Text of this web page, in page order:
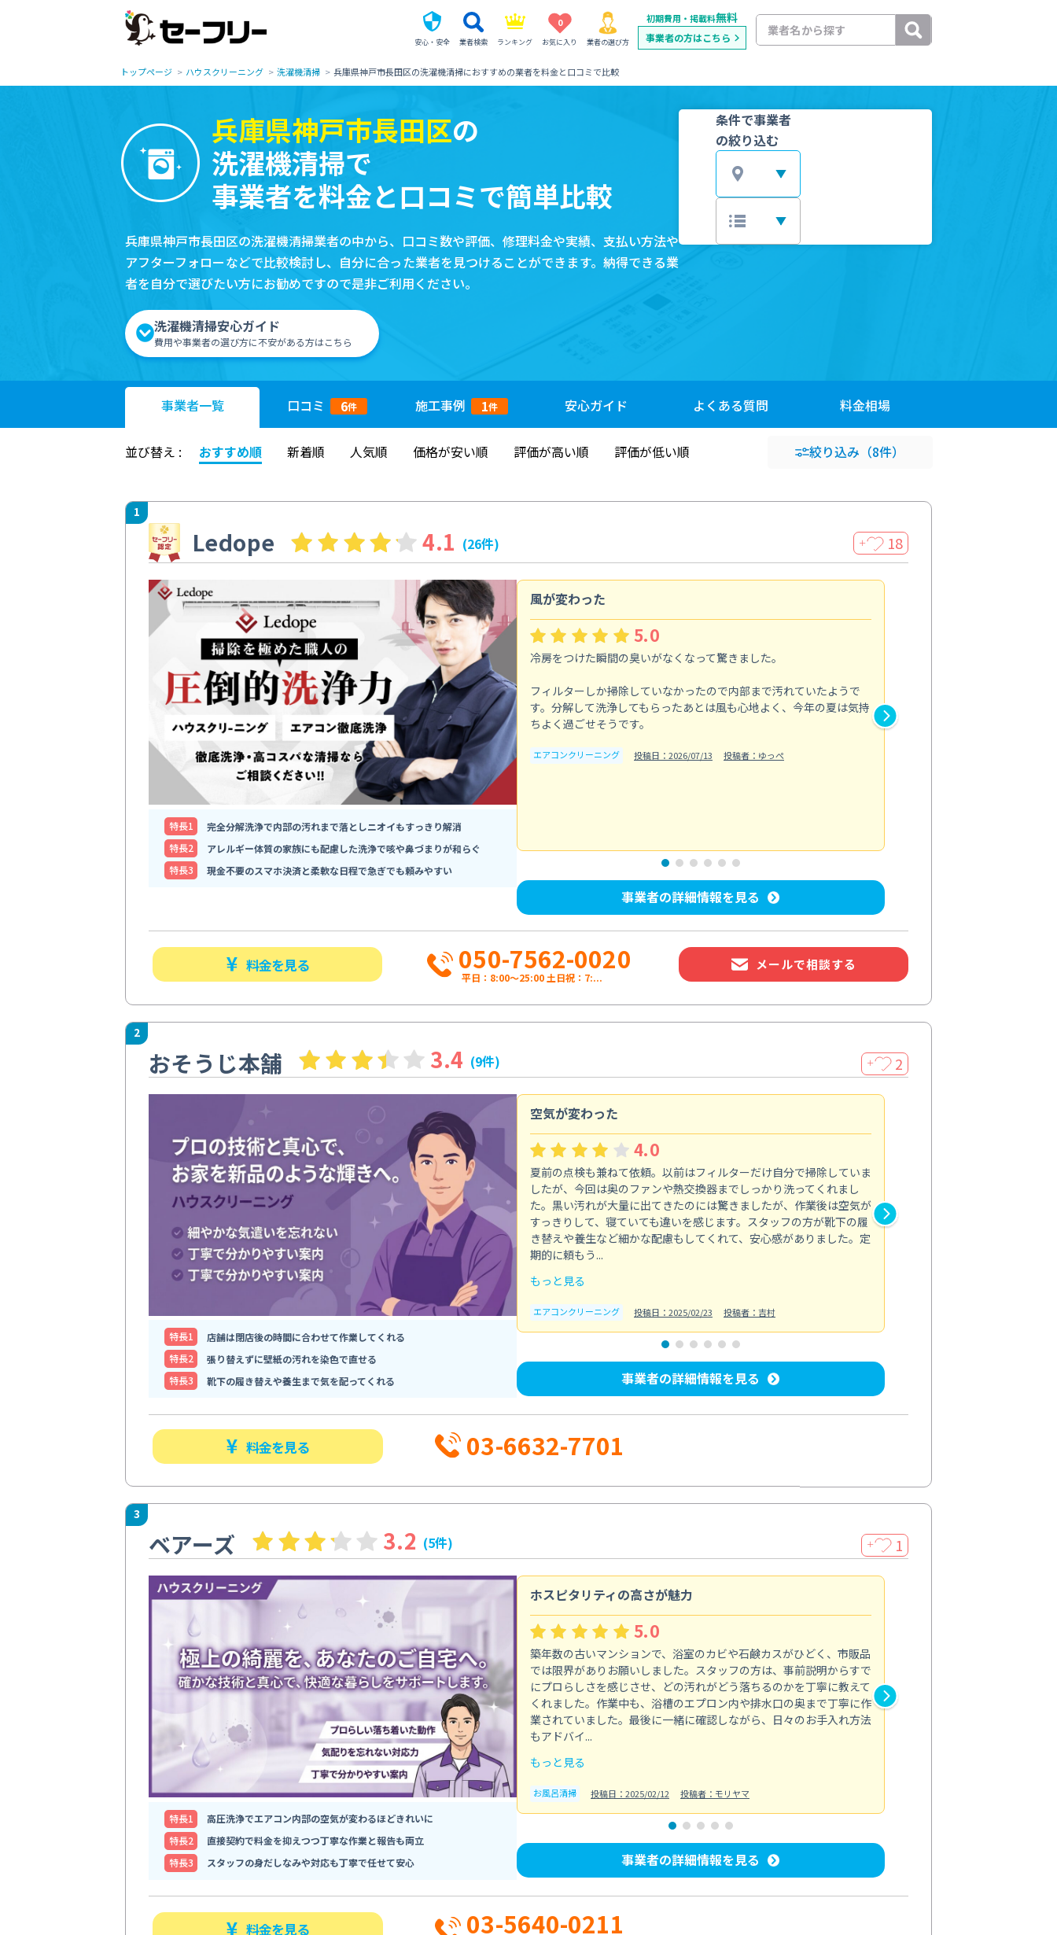
安心・安全 業者検索 ランキング
0
お気に入り 業者の選び方
初期費用・掲載料無料
事業者の方はこちら
トップページ ハウスクリーニング 洗濯機清掃 兵庫県神戸市長田区の洗濯機清掃におすすめの業者を料金と口コミで比較
兵庫県神戸市長田区の
洗濯機清掃で
事業者を料金と口コミで簡単比較
兵庫県神戸市長田区の洗濯機清掃業者の中から、口コミ数や評価、修理料金や実績、支払い方法や
アフターフォローなどで比較検討し、自分に合った業者を見つけることができます。納得できる業
者を自分で選びたい方にお勧めですので是非ご利用ください。
洗濯機清掃安心ガイド
費用や事業者の選び方に不安がある方はこちら
条件で事業者
の絞り込む
事業者一覧 口コミ 6件 施工事例 1件 安心ガイド よくある質問 料金相場
並び替え : おすすめ順 新着順 人気順 価格が安い順 評価が高い順 評価が低い順 絞り込み （8件）
1
Ledope 4.1 (26件) ＋ 18
特⻑1
完全分解洗浄で内部の汚れまで落としニオイもすっきり解消
特⻑2
アレルギー体質の家族にも配慮した洗浄で咳や鼻づまりが和らぐ
特⻑3
現金不要のスマホ決済と柔軟な日程で急ぎでも頼みやすい
風が変わった
5.0
冷房をつけた瞬間の臭いがなくなって驚きました。
フィルターしか掃除していなかったので内部まで汚れていたようで
す。分解して洗浄してもらったあとは風も心地よく、今年の夏は気持
ちよく過ごせそうです。
エアコンクリーニング 投稿日：2026/07/13 投稿者：ゆっぺ
事業者の詳細情報を見る
料金を見る 050-7562-0020
平日：8:00〜25:00 土日祝：7:...
メールで相談する
2
おそうじ本舗 3.4 (9件) ＋ 2
特⻑1
店舗は閉店後の時間に合わせて作業してくれる
特⻑2
張り替えずに壁紙の汚れを染色で直せる
特⻑3
靴下の履き替えや養生まで気を配ってくれる
空気が変わった
4.0
夏前の点検も兼ねて依頼。以前はフィルターだけ自分で掃除していま
したが、今回は奥のファンや熱交換器までしっかり洗ってくれまし
た。黒い汚れが大量に出てきたのには驚きましたが、作業後は空気が
すっきりして、寝ていても違いを感じます。スタッフの方が靴下の履
き替えや養生など細かな配慮もしてくれて、安心感がありました。定
期的に頼もう...
もっと見る
エアコンクリーニング 投稿日：2025/02/23 投稿者：吉村
事業者の詳細情報を見る
料金を見る 03-6632-7701
3
ベアーズ 3.2 (5件) ＋ 1
特⻑1
高圧洗浄でエアコン内部の空気が変わるほどきれいに
特⻑2
直接契約で料金を抑えつつ丁寧な作業と報告も両立
特⻑3
スタッフの身だしなみや対応も丁寧で任せて安心
ホスピタリティの高さが魅力
5.0
築年数の古いマンションで、浴室のカビや石鹸カスがひどく、市販品
では限界がありお願いしました。スタッフの方は、事前説明からすで
にプロらしさを感じさせ、どの汚れがどう落ちるのかを丁寧に教えて
くれました。作業中も、浴槽のエプロン内や排水口の奥まで丁寧に作
業されていました。最後に一緒に確認しながら、日々のお手入れ方法
もアドバイ...
もっと見る
お風呂清掃 投稿日：2025/02/12 投稿者：モリヤマ
事業者の詳細情報を見る
料金を見る 03-5640-0211